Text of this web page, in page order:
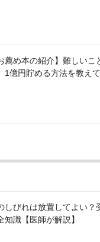
薦め本の紹介】難しい
1億円貯める方法を教え
しびれは放置してよい？
知識【医師が解説】